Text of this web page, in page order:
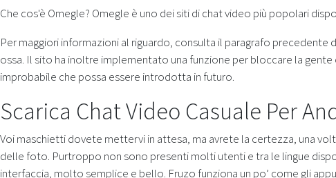
Che cos'è Omegle? Omegle è uno dei siti di chat video più popolari
Per maggiori informazioni al riguardo, consulta il paragrafo
ossa. Il sito ha inoltre implementato una funzione per bloccare la
improbabile che possa essere introdotta in futuro.
Scarica Chat Video Casuale Per
Voi maschietti dovete mettervi in attesa, ma avrete la certezza, una
delle foto. Purtroppo non sono presenti molti utenti e tra le lingue
interfaccia, molto semplice e bello. Fruzo funziona un po’ come gli